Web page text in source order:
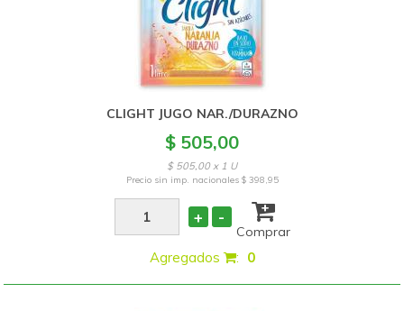
CLIGHT JUGO NAR./DURAZNO
$ 505,00
$ 505,00 x 1 U
Precio sin imp. nacionales $ 398,95
+ -
Comprar
Agregados : 0